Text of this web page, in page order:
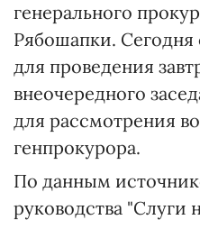
генерального
Рябошапки.
для проведения
внеочередного
для рассмотрения
генпрокурора.
По данным
руководства "Слуги